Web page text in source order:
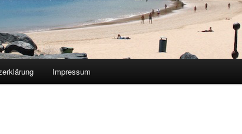
Impressum